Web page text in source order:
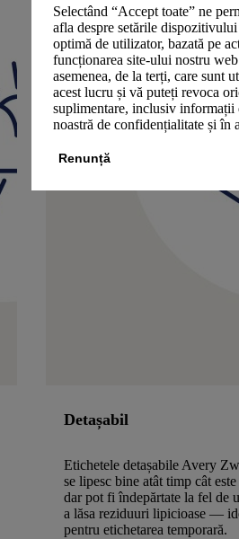
Selectând “Accept toate” ne
afla despre setările
optimă de utilizator, bazată pe
funcționarea site-ului nostru
asemenea, de la terți, care sunt
acest lucru și vă puteți revoca
suplimentare, inclusiv informații
noastră de confidențialitate și în
Renunță
Detașabil
Etichetele detașabile Avery
se lipesc bine atât timp cât este
dar pot fi îndepărtate la fel de
a lăsa reziduuri lipicioase —
pentru etichetarea temporară.